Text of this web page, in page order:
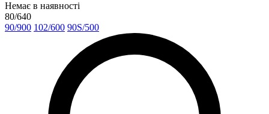
Немає в наявності
80/640
90/900 102/600 90S/500